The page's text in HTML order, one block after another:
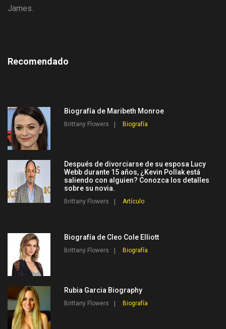
James.
Recomendado
Biografía de Maribeth Monroe
Brittany Flowers Biografía
Después de divorciarse de su esposa Lucy
Webb durante 15 años, ¿Kevin Pollak está
saliendo con alguien? Conozca los detalles
sobre su novia.
Brittany Flowers Artículo
Biografía de Cleo Cole Elliott
Brittany Flowers Biografía
Rubia Garcia Biography
Brittany Flowers Biografía